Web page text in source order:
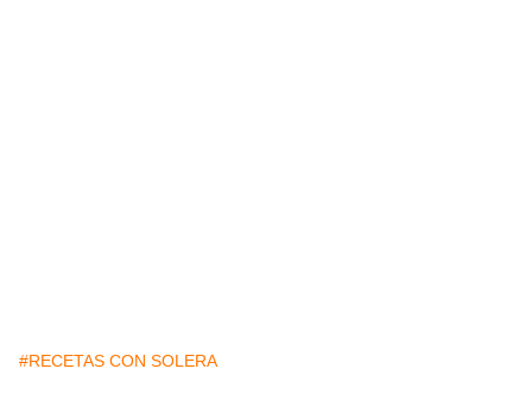
#RECETAS CON SOLERA